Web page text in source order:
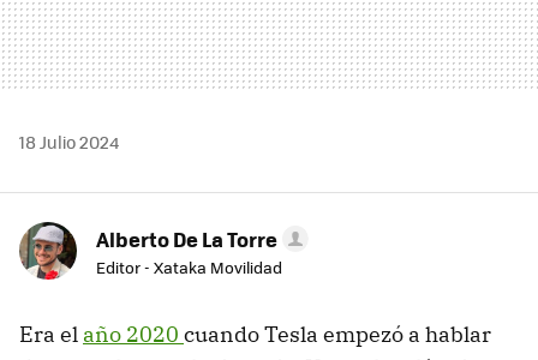
18 Julio 2024
Alberto De La Torre
Editor - Xataka Movilidad
Era el año 2020 cuando Tesla empezó a hablar